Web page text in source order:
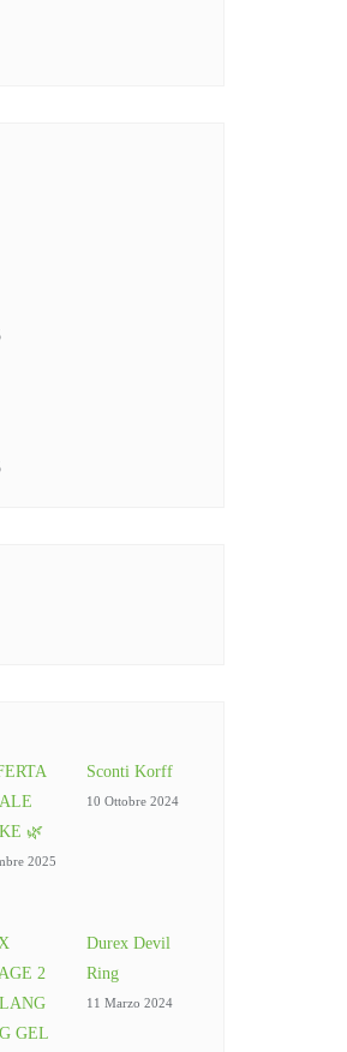
🌿
2025
Sconti Korff
10 Ottobre 2024
2
GEL
Durex Devil
Ring
11 Marzo 2024